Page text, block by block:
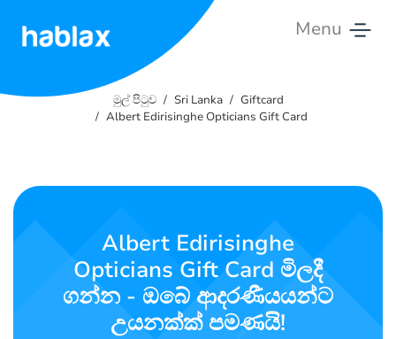
Menu
සම්බන්ධ
මුල් පිටුව Sri Lanka
Giftcard
Albert Edirisinghe Opticians Gift Card
Albert Edirisinghe
Opticians Gift Card මිලදී
ගන්න - ඔබේ ආදරණීයයන්ට
උයනක්ක් පමණයි!